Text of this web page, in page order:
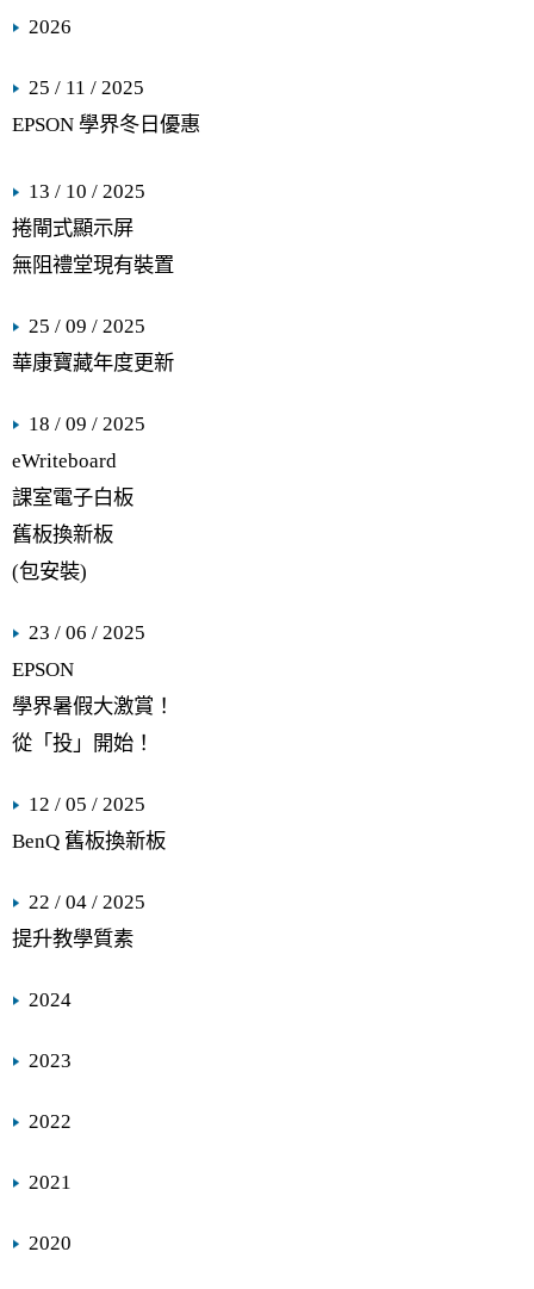
2026
25 / 11 / 2025
EPSON 學界冬日優惠
13 / 10 / 2025
捲閘式顯示屏
無阻禮堂現有裝置
25 / 09 / 2025
華康寶藏年度更新
18 / 09 / 2025
eWriteboard
課室電子白板
舊板換新板
(包安裝)
23 / 06 / 2025
EPSON
學界暑假大激賞！
從「投」開始！
12 / 05 / 2025
BenQ 舊板換新板
22 / 04 / 2025
提升教學質素
2024
2023
2022
2021
2020